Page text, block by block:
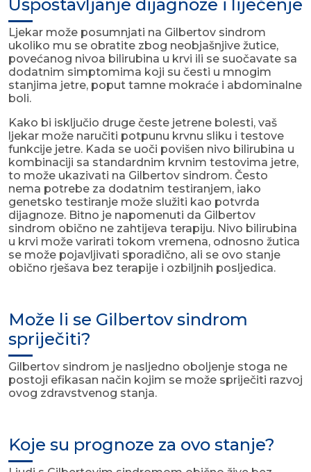
Uspostavljanje dijagnoze i liječenje
Ljekar može posumnjati na Gilbertov sindrom
ukoliko mu se obratite zbog neobjašnjive žutice,
povećanog nivoa bilirubina u krvi ili se suočavate sa
dodatnim simptomima koji su česti u mnogim
stanjima jetre, poput tamne mokraće i abdominalne
boli.
Kako bi isključio druge česte jetrene bolesti, vaš
ljekar može naručiti potpunu krvnu sliku i testove
funkcije jetre. Kada se uoči povišen nivo bilirubina u
kombinaciji sa standardnim krvnim testovima jetre,
to može ukazivati na Gilbertov sindrom. Često
nema potrebe za dodatnim testiranjem, iako
genetsko testiranje može služiti kao potvrda
dijagnoze. Bitno je napomenuti da Gilbertov
sindrom obično ne zahtijeva terapiju. Nivo bilirubina
u krvi može varirati tokom vremena, odnosno žutica
se može pojavljivati sporadično, ali se ovo stanje
obično rješava bez terapije i ozbiljnih posljedica.
Može li se Gilbertov sindrom
spriječiti?
Gilbertov sindrom je nasljedno oboljenje stoga ne
postoji efikasan način kojim se može spriječiti razvoj
ovog zdravstvenog stanja.
Koje su prognoze za ovo stanje?